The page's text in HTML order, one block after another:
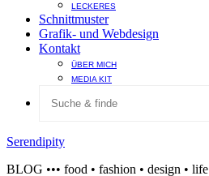
LECKERES
Schnittmuster
Grafik- und Webdesign
Kontakt
ÜBER MICH
MEDIA KIT
Serendipity
BLOG ••• food • fashion • design • life